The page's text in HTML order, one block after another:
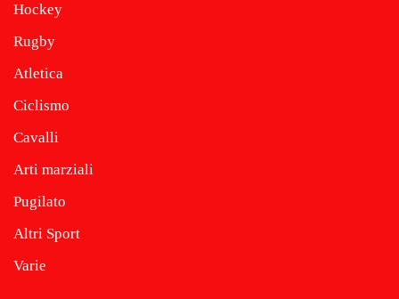
Hockey
Rugby
Atletica
Ciclismo
Cavalli
Arti marziali
Pugilato
Altri Sport
Varie